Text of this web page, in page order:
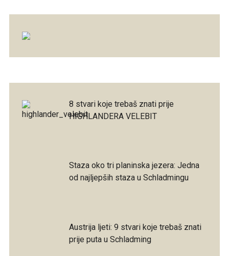
8 stvari koje trebaš znati prije
HIGHLANDERA VELEBIT
Staza oko tri planinska jezera: Jedna
od najljepših staza u Schladmingu
Austrija ljeti: 9 stvari koje trebaš znati
prije puta u Schladming